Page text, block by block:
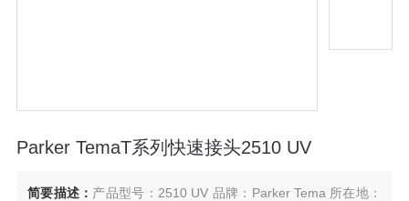
Parker TemaT系列快速接头2510 UV
简要描述： 产品型号：2510 UV 品牌：Parker Tema 所在地：